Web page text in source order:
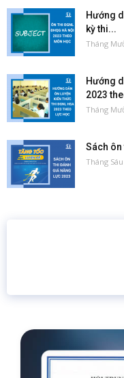
Hướng
kỳ thi...
Tháng
Hướng
2023
Tháng
Sách
Tháng